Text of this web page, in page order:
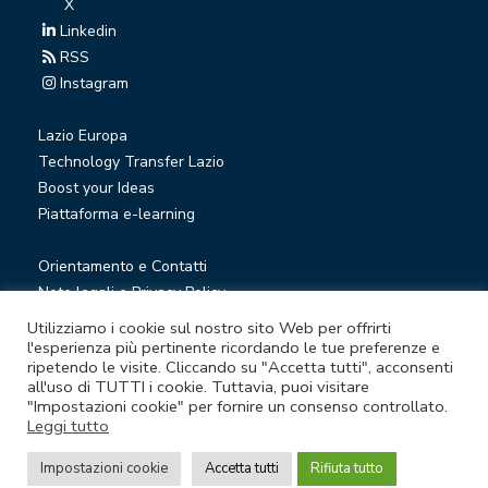
X
Linkedin
RSS
Instagram
Lazio Europa
Technology Transfer Lazio
Boost your Ideas
Piattaforma e-learning
Orientamento e Contatti
Note legali e Privacy Policy
Privacy Newsletter
Società trasparente
Whistleblowing
© Lazio Innova S.p.A. società soggetta a direzione e
coordinamento della Regione Lazio
Utilizziamo i cookie sul nostro sito Web per offrirti
l'esperienza più pertinente ricordando le tue preferenze e
ripetendo le visite. Cliccando su "Accetta tutti", acconsenti
all'uso di TUTTI i cookie. Tuttavia, puoi visitare
"Impostazioni cookie" per fornire un consenso controllato.
Leggi tutto
Impostazioni cookie Accetta tutti Rifiuta tutto